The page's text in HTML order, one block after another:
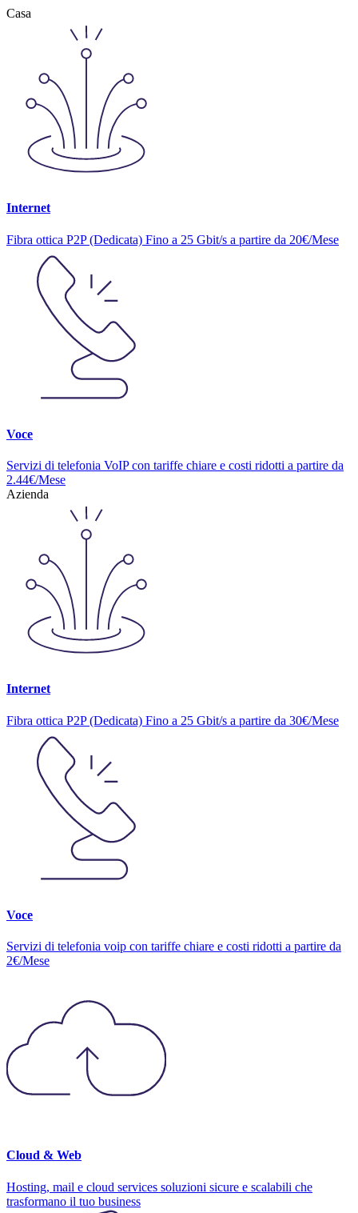
Casa
Internet
Fibra ottica P2P (Dedicata) Fino a 25 Gbit/s a partire da 20€/Mese
Voce
Servizi di telefonia VoIP con tariffe chiare e costi ridotti a partire da
2.44€/Mese
Azienda
Internet
Fibra ottica P2P (Dedicata) Fino a 25 Gbit/s a partire da 30€/Mese
Voce
Servizi di telefonia voip con tariffe chiare e costi ridotti a partire da
2€/Mese
Cloud & Web
Hosting, mail e cloud services soluzioni sicure e scalabili che
trasformano il tuo business